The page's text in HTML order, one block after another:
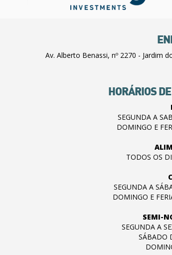
Av. Alberto Benassi, nº 2270 - Jardim
HORÁRIOS
SEGUNDA A
DOMINGO E
TODOS OS
SEGUNDA A
DOMINGO E
SEMI-
SEGUNDA A
SÁBADO